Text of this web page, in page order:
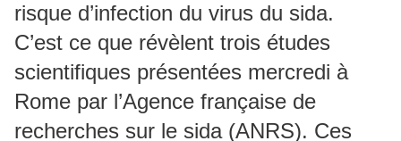
risque d’infection du virus du sida.
C’est ce que révèlent trois études
scientifiques présentées mercredi à
Rome par l’Agence française de
recherches sur le sida (ANRS). Ces